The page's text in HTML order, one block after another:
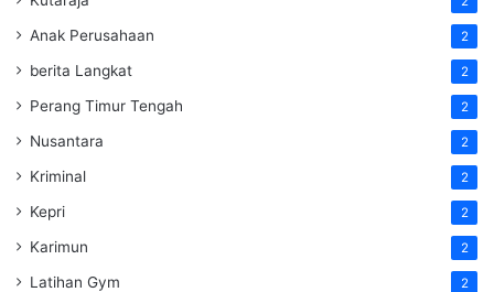
Anak Perusahaan 2
berita Langkat 2
Perang Timur Tengah 2
Nusantara 2
Kriminal 2
Kepri 2
Karimun 2
Latihan Gym 2